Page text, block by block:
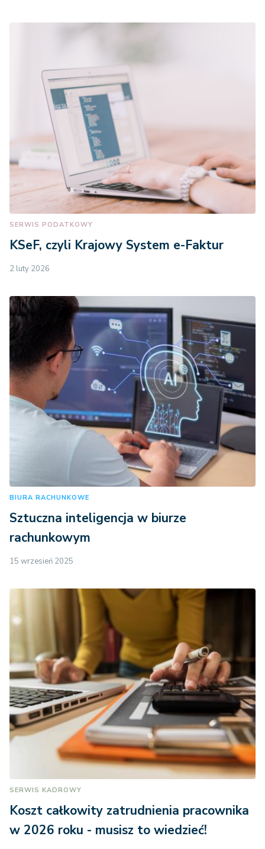
SERWIS PODATKOWY
KSeF, czyli Krajowy System e-Faktur
2 luty 2026
BIURA RACHUNKOWE
Sztuczna inteligencja w biurze
rachunkowym
15 wrzesień 2025
SERWIS KADROWY
Koszt całkowity zatrudnienia pracownika
w 2026 roku - musisz to wiedzieć!